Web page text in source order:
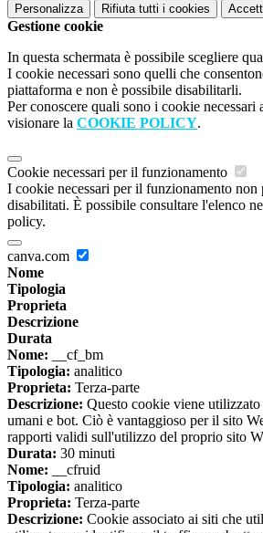
Personalizza Rifiuta tutti i cookies
Gestione cookie
In questa schermata è possibile scegliere
I cookie necessari sono quelli che
piattaforma e non è possibile disabilitarli.
Per conoscere quali sono i cookie necessari
visionare la COOKIE POLICY.
Cookie necessari per il funzionamento
I cookie necessari per il funzionamento non
disabilitati. È possibile consultare l'elenco
policy.
canva.com
Nome
Tipologia
Proprieta
Descrizione
Durata
Nome: __cf_bm
Tipologia: analitico
Proprieta: Terza-parte
Descrizione: Questo cookie viene
umani e bot. Ciò è vantaggioso per il sito
rapporti validi sull'utilizzo del proprio sito
Durata: 30 minuti
Nome: __cfruid
Tipologia: analitico
Proprieta: Terza-parte
Descrizione: Cookie associato ai siti che